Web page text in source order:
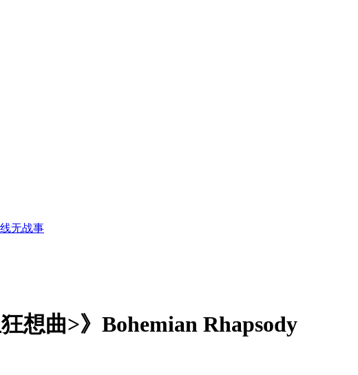
无战事
想曲>》Bohemian Rhapsody